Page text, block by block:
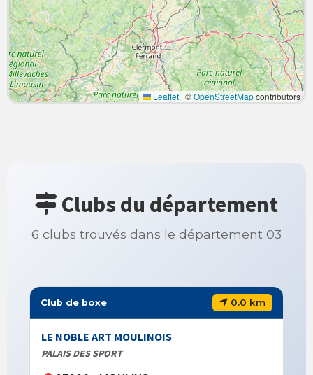
Leaflet | ©OpenStreetMapcontributors
Clubs du département
6 clubs trouvés dans le département 03
Club de boxe 0.0 km
LE NOBLE ART MOULINOIS
PALAIS DES SPORT